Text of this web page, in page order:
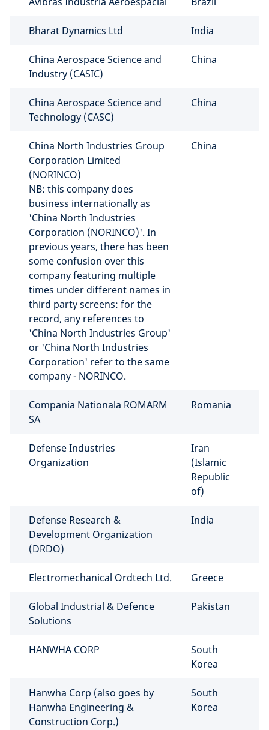
Bharat Dynamics Ltd India
China Aerospace Science and
Industry (CASIC)
China
China Aerospace Science and
Technology (CASC)
China
China North Industries Group
Corporation Limited
(NORINCO)
NB: this company does
business internationally as
'China North Industries
Corporation (NORINCO)'. In
previous years, there has been
some confusion over this
company featuring multiple
times under different names in
third party screens: for the
record, any references to
'China North Industries Group'
or 'China North Industries
Corporation' refer to the same
company - NORINCO.
China
Compania Nationala ROMARM
SA
Romania
Defense Industries
Organization
Iran
(Islamic
Republic
of)
Defense Research &
Development Organization
(DRDO)
India
Electromechanical Ordtech Ltd. Greece
Global Industrial & Defence
Solutions
Pakistan
HANWHA CORP
South
Korea
Hanwha Corp (also goes by
Hanwha Engineering &
Construction Corp.)
South
Korea